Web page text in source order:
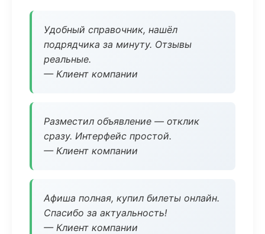
Удобный справочник, нашёл
подрядчика за минуту. Отзывы
реальные.
— Клиент компании
Разместил объявление — отклик
сразу. Интерфейс простой.
— Клиент компании
Афиша полная, купил билеты онлайн.
Спасибо за актуальность!
— Клиент компании